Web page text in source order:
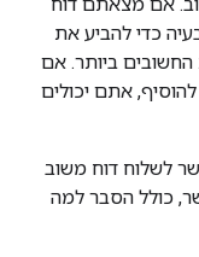
כדי להביע את
החשובים ביותר. אם
אתם יכולים
לשלוח דוח משוב
כולל הסבר למה